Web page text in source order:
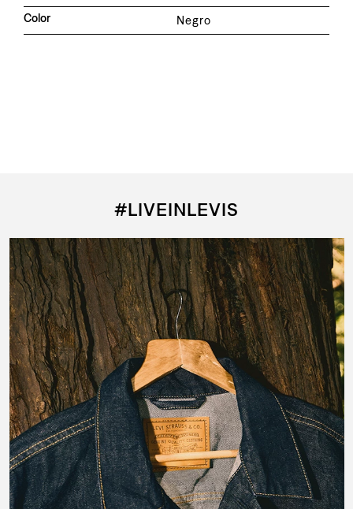
Color
Negro
#LIVEINLEVIS